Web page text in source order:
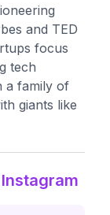
and TED
focus
tech
a family of
giants like